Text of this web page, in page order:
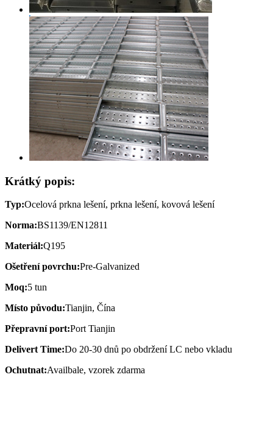
Krátký popis:
Typ:Ocelová prkna lešení, prkna lešení, kovová lešení
Norma:BS1139/EN12811
Materiál:Q195
Ošetření povrchu:Pre-Galvanized
Moq:5 tun
Místo původu:Tianjin, Čína
Přepravní port:Port Tianjin
Delivert Time:Do 20-30 dnů po obdržení LC nebo vkladu
Ochutnat:Availbale, vzorek zdarma